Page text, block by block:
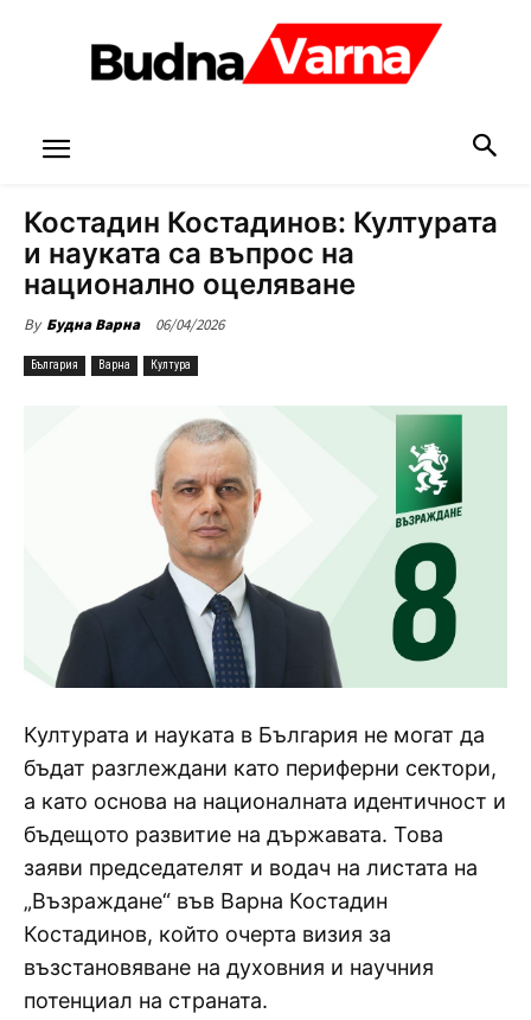
Костадин Костадинов: Културата
и науката са въпрос на
национално оцеляване
By Будна Варна 06/04/2026
България Варна Култура
Културата и науката в България не могат да
бъдат разглеждани като периферни сектори,
а като основа на националната идентичност и
бъдещото развитие на държавата. Това
заяви председателят и водач на листата на
„Възраждане“ във Варна Костадин
Костадинов, който очерта визия за
възстановяване на духовния и научния
потенциал на страната.